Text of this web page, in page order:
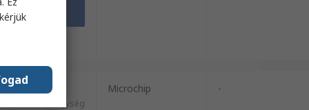
egység)
41 828 Ft/egység
Microchip -